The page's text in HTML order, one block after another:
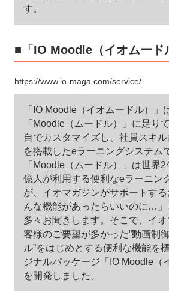
す。
■「IO Moodle（イオムード
https://www.io-maga.com/service/
「IO Moodle（イオムードル）」
「Moodle（ムードル）」に足り
自でカスタマイズし、社員スキ
を搭載したeラーニングシステム
「Moodle（ムードル）」は世界
億人が利用する便利なeラーニン
が、イオマガジンがサポートす
んな機能があったらいいのに…」
多々お聞きします。そこで、イ
客様のご要望が多かった”動画制
ル”をはじめとする便利な機能を
ジナルパッケージ「IO Moodle（
を開発しました。